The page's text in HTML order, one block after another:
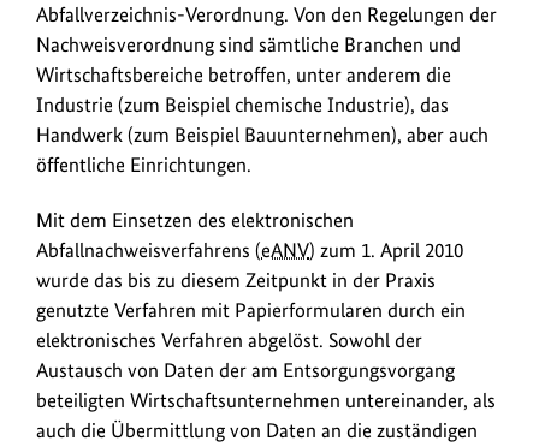
Abfallverzeichnis-Verordnung. Von den Regelungen der
Nachweisverordnung sind sämtliche Branchen und
Wirtschaftsbereiche betroffen, unter anderem die
Industrie (zum Beispiel chemische Industrie), das
Handwerk (zum Beispiel Bauunternehmen), aber auch
öffentliche Einrichtungen.
Mit dem Einsetzen des elektronischen
Abfallnachweisverfahrens (eANV) zum 1. April 2010
wurde das bis zu diesem Zeitpunkt in der Praxis
genutzte Verfahren mit Papierformularen durch ein
elektronisches Verfahren abgelöst. Sowohl der
Austausch von Daten der am Entsorgungsvorgang
beteiligten Wirtschaftsunternehmen untereinander, als
auch die Übermittlung von Daten an die zuständigen